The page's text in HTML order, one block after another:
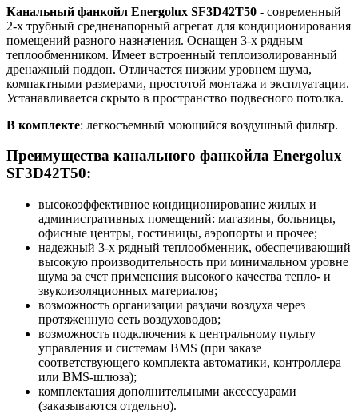
Канальный фанкойл Energolux SF3D42T50 - современный
2-х трубный средненапорный агрегат для кондиционирования
помещений разного назначения. Оснащен 3-х рядным
теплообменником. Имеет встроенный теплоизолированный
дренажный поддон. Отличается низким уровнем шума,
компактными размерами, простотой монтажа и эксплуатации.
Устанавливается скрыто в пространство подвесного потолка.
В комплекте: легкосъемный моющийся воздушный фильтр.
Преимущества канального фанкойла Energolux
SF3D42T50:
высокоэффективное кондиционирование жилых и
административных помещений: магазины, больницы,
офисные центры, гостиницы, аэропорты и прочее;
надежный 3-х рядный теплообменник, обеспечивающий
высокую производительность при минимальном уровне
шума за счет применения высокого качества тепло- и
звукоизоляционных материалов;
возможность организации раздачи воздуха через
протяженную сеть воздуховодов;
возможность подключения к центральному пульту
управления и системам BMS (при заказе
соответствующего комплекта автоматики, контроллера
или BMS-шлюза);
комплектация дополнительными аксессуарами
(заказываются отдельно).